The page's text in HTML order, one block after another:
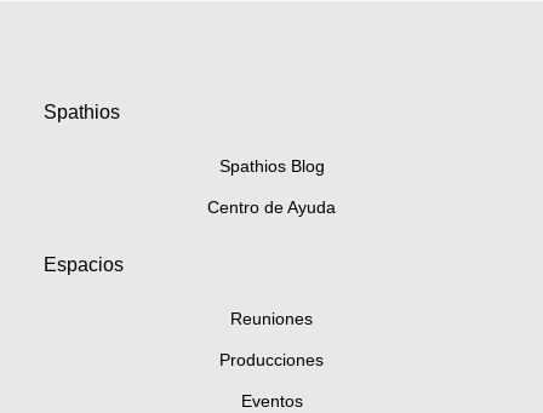
Spathios
Spathios Blog
Centro de Ayuda
Espacios
Reuniones
Producciones
Eventos